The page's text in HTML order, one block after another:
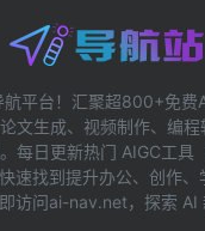
航平台！汇聚超800+免费
文生成、视频制作、编
每日更新热门 AIGC工具
速找到提升办公、创作、
访问ai-nav.net，探索 AI